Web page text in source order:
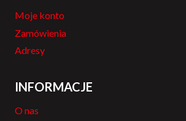
Moje konto
Zamówienia
Adresy
INFORMACJE
O nas